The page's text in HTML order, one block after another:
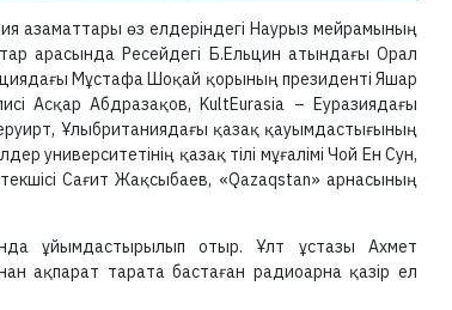
азаматтары өз елдеріндегі Наурыз мейрамының
арасында Ресейдегі Б.Ельцин атындағы Орал
Мұстафа Шоқай қорының президенті Яшар
Асқар Абдразақов, KultEurasia – Еуразиядағы
Ұлыбританиядағы қазақ қауымдастығының
университетінің қазақ тілі мұғалімі Чой Ен Сун,
Сағит Жақсыбаев, «Qazaqstan» арнасының
ұйымдастырылып отыр. Ұлт ұстазы Ахмет
ақпарат тарата бастаған радиоарна қазір ел